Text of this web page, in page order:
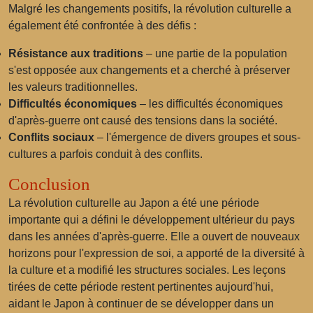
Malgré les changements positifs, la révolution culturelle a
également été confrontée à des défis :
Résistance aux traditions – une partie de la population
s'est opposée aux changements et a cherché à préserver
les valeurs traditionnelles.
Difficultés économiques – les difficultés économiques
d'après-guerre ont causé des tensions dans la société.
Conflits sociaux – l'émergence de divers groupes et sous-
cultures a parfois conduit à des conflits.
Conclusion
La révolution culturelle au Japon a été une période
importante qui a défini le développement ultérieur du pays
dans les années d'après-guerre. Elle a ouvert de nouveaux
horizons pour l'expression de soi, a apporté de la diversité à
la culture et a modifié les structures sociales. Les leçons
tirées de cette période restent pertinentes aujourd'hui,
aidant le Japon à continuer de se développer dans un